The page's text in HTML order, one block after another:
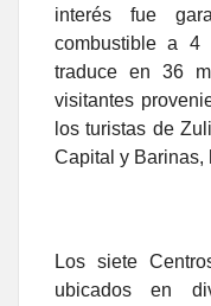
interés fue
combustible a
traduce en 36
visitantes
los turistas de
Capital y Barinas,
Los siete
ubicados en